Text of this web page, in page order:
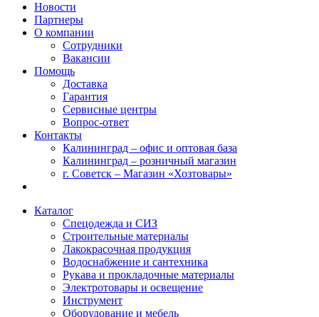
Новости
Партнеры
О компании
Сотрудники
Вакансии
Помощь
Доставка
Гарантия
Сервисные центры
Вопрос-ответ
Контакты
Калининград – офис и оптовая база
Калининград – розничный магазин
г. Советск – Магазин «Хозтовары»
Каталог
Спецодежда и СИЗ
Строительные материалы
Лакокрасочная продукция
Водоснабжение и сантехника
Рукава и прокладочные материалы
Электротовары и освещение
Инструмент
Оборудование и мебель